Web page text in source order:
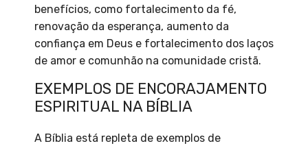
benefícios, como fortalecimento da fé,
renovação da esperança, aumento da
confiança em Deus e fortalecimento dos laços
de amor e comunhão na comunidade cristã.
EXEMPLOS DE ENCORAJAMENTO
ESPIRITUAL NA BÍBLIA
A Bíblia está repleta de exemplos de